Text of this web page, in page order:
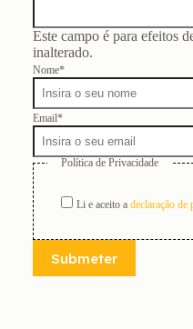
Este campo é para efeitos
inalterado.
Nome*
Email*
Política de Privacidade
Li e aceito a declaração de
Submeter